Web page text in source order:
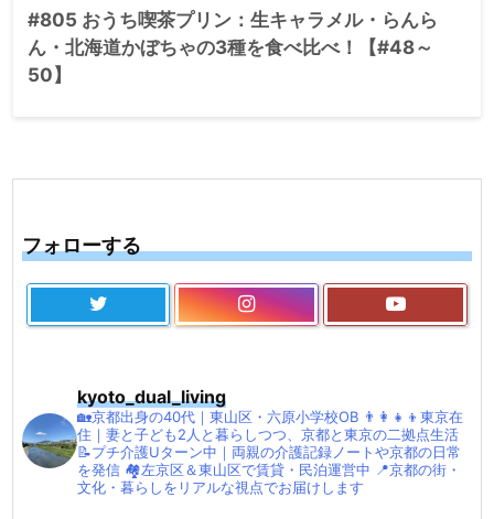
#805 おうち喫茶プリン：生キャラメル・らんら
ん・北海道かぼちゃの3種を食べ比べ！【#48～
50】
フォローする
kyoto_dual_living
🏡京都出身の40代｜東山区・六原小学校OB 👨‍👩‍👧‍👦東京在
住｜妻と子ども2人と暮らしつつ、京都と東京の二拠点生活
📝プチ介護Uターン中｜両親の介護記録ノートや京都の日常
を発信 🏘左京区＆東山区で賃貸・民泊運営中 📍京都の街・
文化・暮らしをリアルな視点でお届けします